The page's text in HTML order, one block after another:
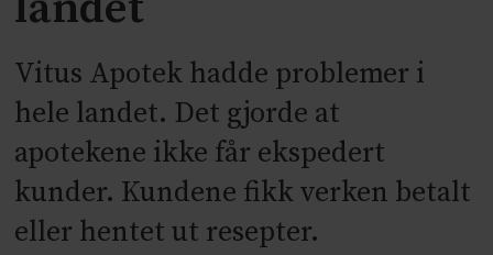
Vitus Apotek hadde problemer i
hele landet. Det gjorde at
apotekene ikke får ekspedert
kunder. Kundene fikk verken betalt
eller hentet ut resepter.